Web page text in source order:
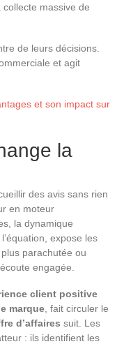
massive de
de leurs décisions.
et agit
et son impact sur
la
des avis sans rien
en moteur
la dynamique
expose les
plus parachutée ou
engagée.
client positive
marque , fait circuler le
d’affaires suit. Les
: ils identifient les